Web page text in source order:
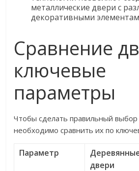
металлические двери с
декоративными
Сравнение
ключевые
параметры
Чтобы сделать правильный
необходимо сравнить их по
Параметр
двери